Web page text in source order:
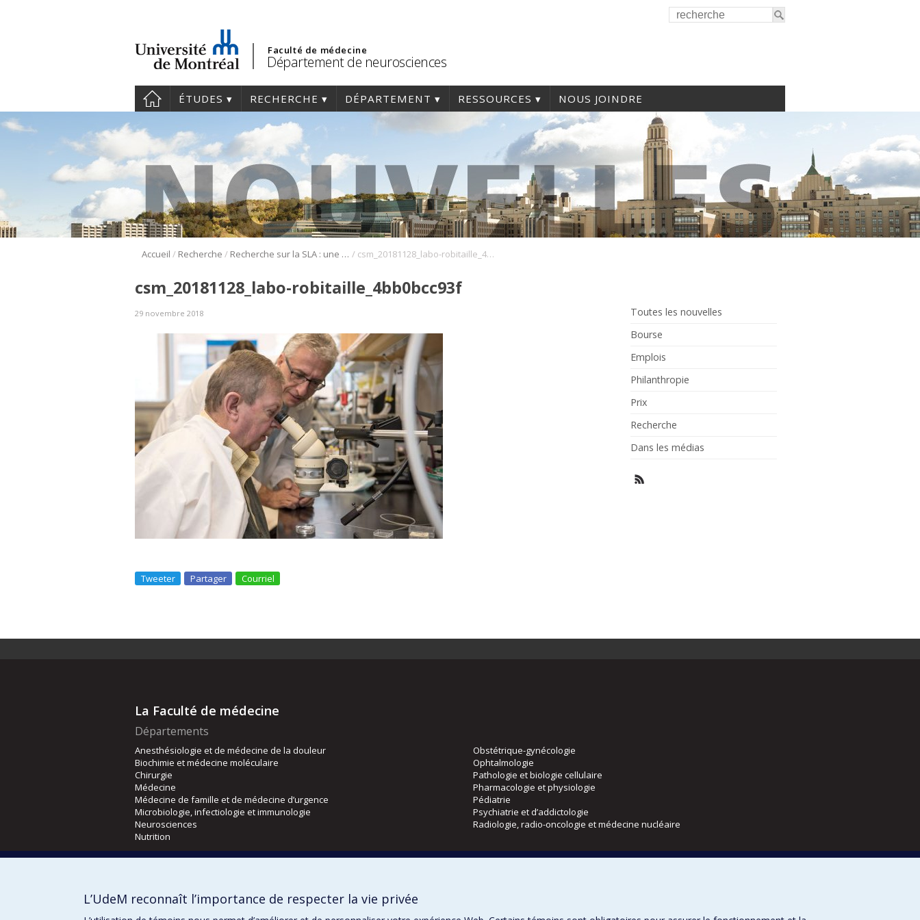
Faculté de médecine
Département de neurosciences
ÉTUDES RECHERCHE DÉPARTEMENT RESSOURCES NOUS JOINDRE
Accueil / Recherche / Recherche sur la SLA : une visite pour sensibiliser le public / csm_20181128_labo-robitaille_4bb0bcc93f
Toutes les nouvelles
Bourse
Emplois
Philanthropie
Prix
Recherche
Dans les médias
csm_20181128_labo-robitaille_4bb0bcc93f
29 novembre 2018
Tweeter Partager Courriel
La Faculté de médecine
Départements
Anesthésiologie et de médecine de la douleur
Biochimie et médecine moléculaire
Chirurgie
Médecine
Médecine de famille et de médecine d’urgence
Microbiologie, infectiologie et immunologie
Neurosciences
Nutrition
Obstétrique-gynécologie
Ophtalmologie
Pathologie et biologie cellulaire
Pharmacologie et physiologie
Pédiatrie
Psychiatrie et d’addictologie
Radiologie, radio-oncologie et médecine nucléaire
Orthophonie et audiologie
L’UdeM reconnaît l’importance de respecter la vie privée